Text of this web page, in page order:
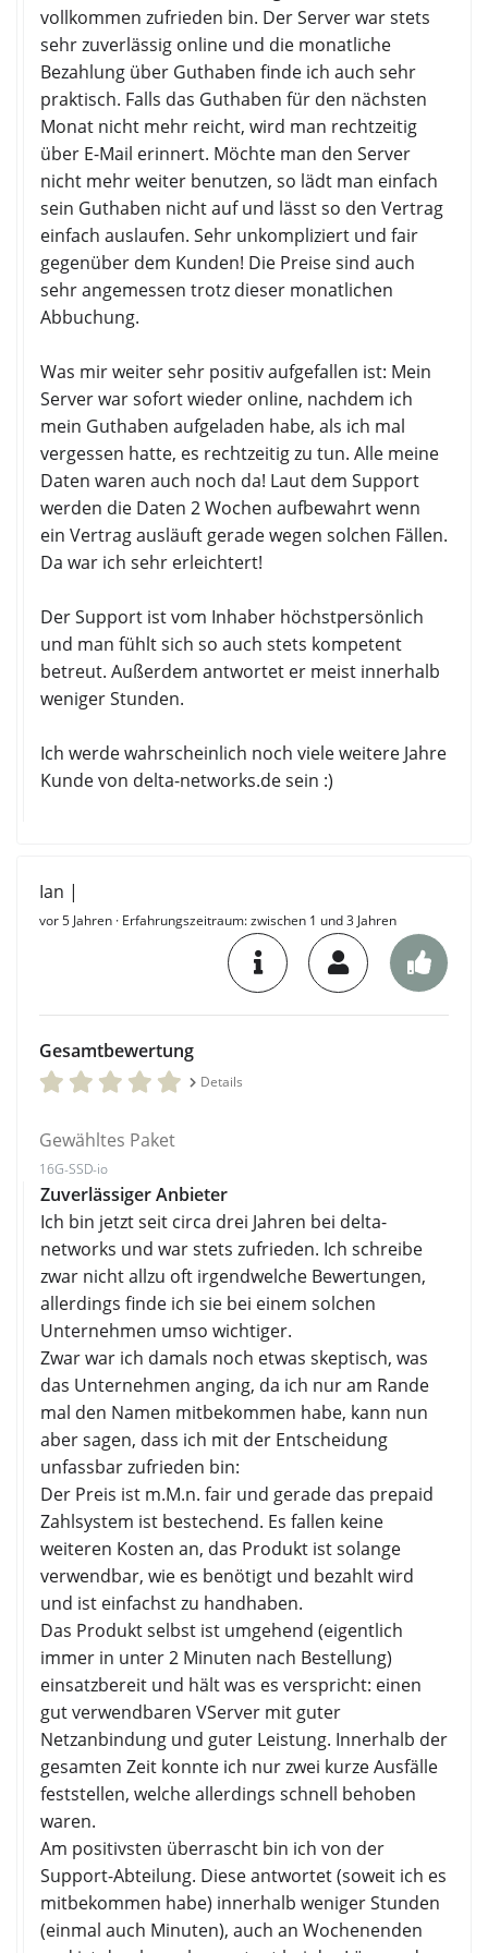
vollkommen zufrieden bin. Der Server war stets
sehr zuverlässig online und die monatliche
Bezahlung über Guthaben finde ich auch sehr
praktisch. Falls das Guthaben für den nächsten
Monat nicht mehr reicht, wird man rechtzeitig
über E-Mail erinnert. Möchte man den Server
nicht mehr weiter benutzen, so lädt man einfach
sein Guthaben nicht auf und lässt so den Vertrag
einfach auslaufen. Sehr unkompliziert und fair
gegenüber dem Kunden! Die Preise sind auch
sehr angemessen trotz dieser monatlichen
Abbuchung.
Was mir weiter sehr positiv aufgefallen ist: Mein
Server war sofort wieder online, nachdem ich
mein Guthaben aufgeladen habe, als ich mal
vergessen hatte, es rechtzeitig zu tun. Alle meine
Daten waren auch noch da! Laut dem Support
werden die Daten 2 Wochen aufbewahrt wenn
ein Vertrag ausläuft gerade wegen solchen Fällen.
Da war ich sehr erleichtert!
Der Support ist vom Inhaber höchstpersönlich
und man fühlt sich so auch stets kompetent
betreut. Außerdem antwortet er meist innerhalb
weniger Stunden.
Ich werde wahrscheinlich noch viele weitere Jahre
Kunde von delta-networks.de sein :)
Ian |
vor 5 Jahren · Erfahrungszeitraum: zwischen 1 und 3 Jahren
Gesamtbewertung
Details
Gewähltes Paket
16G-SSD-io
Zuverlässiger Anbieter
Ich bin jetzt seit circa drei Jahren bei delta-
networks und war stets zufrieden. Ich schreibe
zwar nicht allzu oft irgendwelche Bewertungen,
allerdings finde ich sie bei einem solchen
Unternehmen umso wichtiger.
Zwar war ich damals noch etwas skeptisch, was
das Unternehmen anging, da ich nur am Rande
mal den Namen mitbekommen habe, kann nun
aber sagen, dass ich mit der Entscheidung
unfassbar zufrieden bin:
Der Preis ist m.M.n. fair und gerade das prepaid
Zahlsystem ist bestechend. Es fallen keine
weiteren Kosten an, das Produkt ist solange
verwendbar, wie es benötigt und bezahlt wird
und ist einfachst zu handhaben.
Das Produkt selbst ist umgehend (eigentlich
immer in unter 2 Minuten nach Bestellung)
einsatzbereit und hält was es verspricht: einen
gut verwendbaren VServer mit guter
Netzanbindung und guter Leistung. Innerhalb der
gesamten Zeit konnte ich nur zwei kurze Ausfälle
feststellen, welche allerdings schnell behoben
waren.
Am positivsten überrascht bin ich von der
Support-Abteilung. Diese antwortet (soweit ich es
mitbekommen habe) innerhalb weniger Stunden
(einmal auch Minuten), auch an Wochenenden